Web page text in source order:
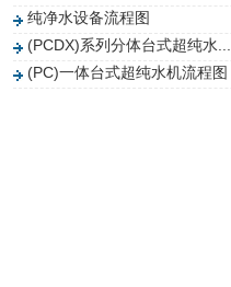
纯净水设备流程图
(PCDX)系列分体台式超纯水...
(PC)一体台式超纯水机流程图